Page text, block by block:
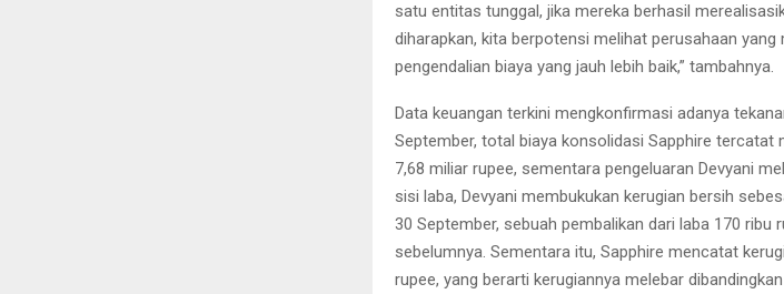
satu entitas tunggal, jika mereka berhasil
diharapkan, kita berpotensi melihat perusahaan
pengendalian biaya yang jauh lebih baik,” tambahnya.
Data keuangan terkini mengkonfirmasi adanya
September, total biaya konsolidasi Sapphire tercatat
7,68 miliar rupee, sementara pengeluaran Devyani
sisi laba, Devyani membukukan kerugian bersih
30 September, sebuah pembalikan dari laba 170 ribu
sebelumnya. Sementara itu, Sapphire mencatat
rupee, yang berarti kerugiannya melebar